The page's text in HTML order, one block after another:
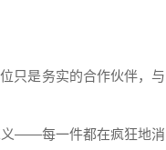
只是务实的合作伙伴，与
义——每一件都在疯狂地消